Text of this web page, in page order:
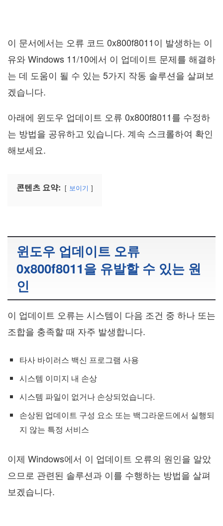
이 문서에서는 오류 코드 0x800f8011이 발생하는 이
유와 Windows 11/10에서 이 업데이트 문제를 해결하
는 데 도움이 될 수 있는 5가지 작동 솔루션을 살펴보
겠습니다.
아래에 윈도우 업데이트 오류 0x800f8011를 수정하
는 방법을 공유하고 있습니다. 계속 스크롤하여 확인
해보세요.
콘텐츠 요약: 보이기
윈도우 업데이트 오류
0x800f8011을 유발할 수 있는 원
인
이 업데이트 오류는 시스템이 다음 조건 중 하나 또는
조합을 충족할 때 자주 발생합니다.
타사 바이러스 백신 프로그램 사용
시스템 이미지 내 손상
시스템 파일이 없거나 손상되었습니다.
손상된 업데이트 구성 요소 또는 백그라운드에서 실행되
지 않는 특정 서비스
이제 Windows에서 이 업데이트 오류의 원인을 알았
으므로 관련된 솔루션과 이를 수행하는 방법을 살펴
보겠습니다.